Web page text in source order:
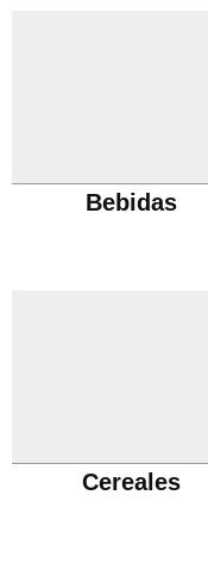
Bebidas
Cereales